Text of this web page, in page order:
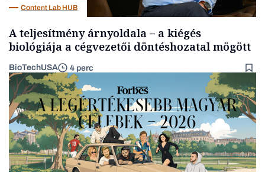
Content Lab HUB
A teljesítmény árnyoldala – a kiégés
biológiája a cégvezetői döntéshozatal mögött
BioTechUSA 4 perc